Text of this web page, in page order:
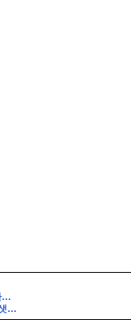
경제금융용어 공부 581 : 커버드본드(이중상환청구권부 채권)
남양주시 별내동 아파트경매 33평형(4억5천) 샛별초등학교인근 별내푸르지오 20층 유찰1회 남양주별내푸르지오아파트 법원경매 매매